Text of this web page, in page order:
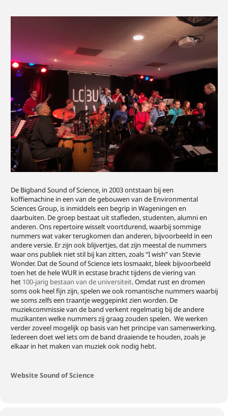
De Bigband Sound of Science, in 2003 ontstaan bij een
koffiemachine in een van de gebouwen van de Environmental
Sciences Group, is inmiddels een begrip in Wageningen en
daarbuiten. De groep bestaat uit stafleden, studenten, alumni en
anderen. Ons repertoire wisselt voortdurend, waarbij sommige
nummers wat vaker terugkomen dan anderen, bijvoorbeeld in een
andere versie. Er zijn ook blijvertjes, dat zijn meestal de nummers
waar ons publiek niet stil bij kan zitten, zoals “I wish” van Stevie
Wonder. Dat de Sound of Science iets losmaakt, bleek bijvoorbeeld
toen het de hele WUR in ecstase bracht tijdens de viering van
het 100-jarig bestaan van de universiteit. Omdat rust en dromen
soms ook heel fijn zijn, spelen we ook romantische nummers waarbij
we soms zelfs een traantje weggepinkt zien worden. De
muziekcommissie van de band verkent regelmatig bij de andere
muzikanten welke nummers zij graag zouden spelen. We werken
verder zoveel mogelijk op basis van het principe van samenwerking.
Iedereen doet wel iets om de band draaiende te houden, zoals je
elkaar in het maken van muziek ook nodig hebt.
Website Sound of Science